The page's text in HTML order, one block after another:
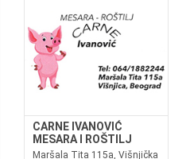
CARNE IVANOVIĆ
MESARA I ROŠTILJ
Maršala Tita 115a, Višnjička